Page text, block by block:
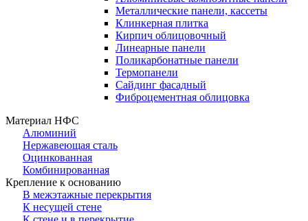
Металлические панели, кассеты
Клинкерная плитка
Кирпич облицовочный
Линеарные панели
Поликарбонатные панели
Термопанели
Сайдинг фасадный
Фиброцементная облицовка
Материал НФС
Алюминий
Нержавеющая сталь
Оцинкованная
Комбинированная
Крепление к основанию
В межэтажные перекрытия
К несущей стене